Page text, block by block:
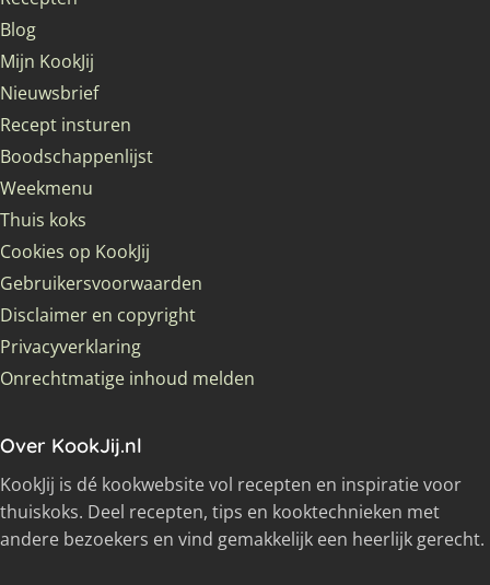
Blog
Mijn KookJij
Nieuwsbrief
Recept insturen
Boodschappenlijst
Weekmenu
Thuis koks
Cookies op KookJij
Gebruikersvoorwaarden
Disclaimer en copyright
Privacyverklaring
Onrechtmatige inhoud melden
Over KookJij.nl
KookJij is dé kookwebsite vol recepten en inspiratie voor
thuiskoks. Deel recepten, tips en kooktechnieken met
andere bezoekers en vind gemakkelijk een heerlijk gerecht.